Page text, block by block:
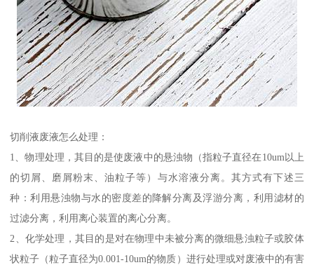
切削液废液怎么处理：
1、物理处理，其目的是使废液中的悬浊物（指粒子直径在10um以上
的切屑、磨屑粉末、油粒子等）与水溶液分离。其方式有下述三
种：利用悬浊物与水的密度差的降解分离及浮游分离，利用滤材的
过滤分离，利用离心装置的离心分离。
2、化学处理，其目的是对在物理中未被分离的微细悬浊粒子或胶体
状粒子（粒子直径为0.001-10um的物质）进行处理或对废液中的有害